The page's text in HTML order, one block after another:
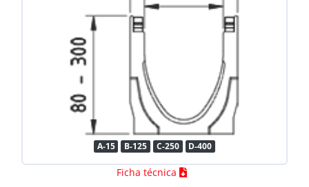
A-15 B-125 C-250 D-400
Ficha técnica